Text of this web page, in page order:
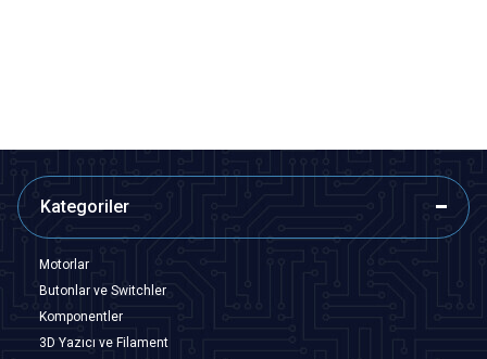
Kategoriler
Motorlar
Butonlar ve Switchler
Komponentler
3D Yazıcı ve Filament